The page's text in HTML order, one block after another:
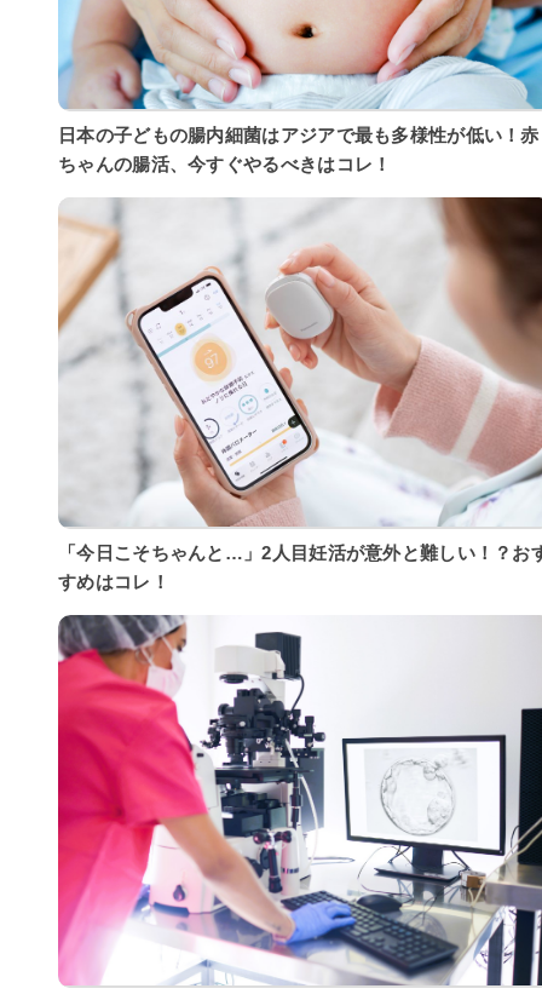
日本の子どもの腸内細菌はアジアで最も多様性が低い！赤
ちゃんの腸活、今すぐやるべきはコレ！
「今日こそちゃんと…」2人目妊活が意外と難しい！？お
すめはコレ！